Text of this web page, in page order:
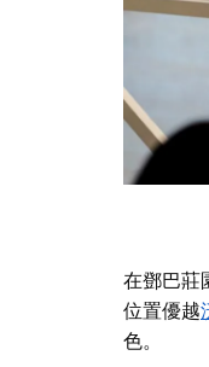
在鄧巴莊
位置優越
色。